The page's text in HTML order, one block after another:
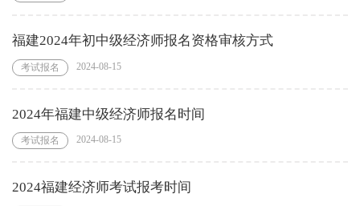
福建2024年初中级经济师报名资格审核方式
考试报名 2024-08-15
2024年福建中级经济师报名时间
考试报名 2024-08-15
2024福建经济师考试报考时间